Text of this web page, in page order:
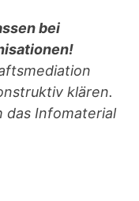
bei
klären.
das Infomaterial